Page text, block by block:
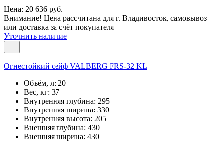
Цена: 20 636 руб.
Внимание! Цена рассчитана для г. Владивосток, самовывоз
или доставка за счёт покупателя
Уточнить наличие
Огнестойкий сейф VALBERG FRS-32 KL
Объём, л: 20
Вес, кг: 37
Внутренняя глубина: 295
Внутренняя ширина: 330
Внутренняя высота: 205
Внешняя глубина: 430
Внешняя ширина: 430